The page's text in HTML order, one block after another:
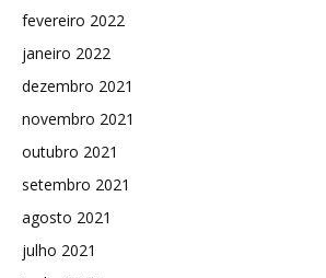
fevereiro 2022
janeiro 2022
dezembro 2021
novembro 2021
outubro 2021
setembro 2021
agosto 2021
julho 2021